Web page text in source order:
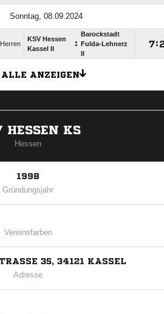
Sonntag, 08.09.2024
Herren
KSV Hessen
Kassel II
:
Barockstadt
Fulda-Lehnerz
:
ALLE ANZEIGEN
HESSEN KS
Hessen
1998
Gründungsjahr
Vereinsfarben
35, 34121 KASSEL
Adresse